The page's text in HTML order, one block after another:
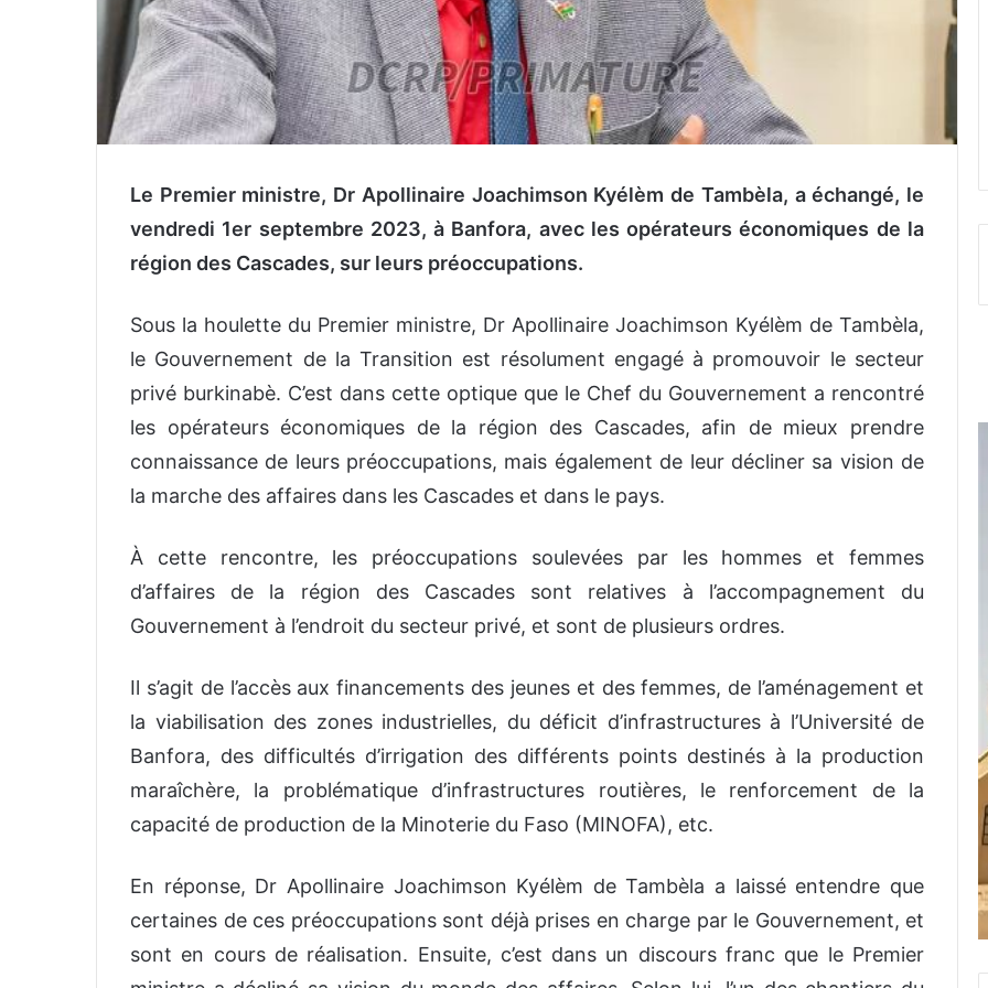
Le Premier ministre, Dr Apollinaire Joachimson Kyélèm de Tambèla, a échangé, le
vendredi 1er septembre 2023, à Banfora, avec les opérateurs économiques de la
région des Cascades, sur leurs préoccupations.
Sous la houlette du Premier ministre, Dr Apollinaire Joachimson Kyélèm de Tambèla,
le Gouvernement de la Transition est résolument engagé à promouvoir le secteur
privé burkinabè. C’est dans cette optique que le Chef du Gouvernement a rencontré
les opérateurs économiques de la région des Cascades, afin de mieux prendre
connaissance de leurs préoccupations, mais également de leur décliner sa vision de
la marche des affaires dans les Cascades et dans le pays.
À cette rencontre, les préoccupations soulevées par les hommes et femmes
d’affaires de la région des Cascades sont relatives à l’accompagnement du
Gouvernement à l’endroit du secteur privé, et sont de plusieurs ordres.
Il s’agit de l’accès aux financements des jeunes et des femmes, de l’aménagement et
la viabilisation des zones industrielles, du déficit d’infrastructures à l’Université de
Banfora, des difficultés d’irrigation des différents points destinés à la production
maraîchère, la problématique d’infrastructures routières, le renforcement de la
capacité de production de la Minoterie du Faso (MINOFA), etc.
En réponse, Dr Apollinaire Joachimson Kyélèm de Tambèla a laissé entendre que
certaines de ces préoccupations sont déjà prises en charge par le Gouvernement, et
sont en cours de réalisation. Ensuite, c’est dans un discours franc que le Premier